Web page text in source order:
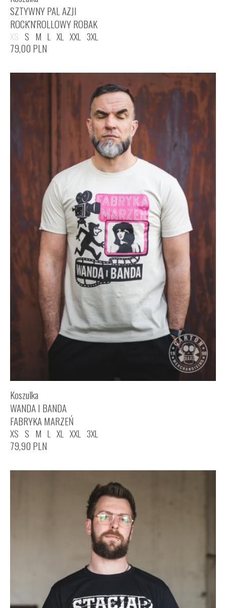
SZTYWNY PAL AZJI
ROCK'N'ROLLOWY ROBAK
XS S M L XL XXL 3XL
79,00 PLN
Koszulka
WANDA I BANDA
FABRYKA MARZEŃ
XS S M L XL XXL 3XL
79,90 PLN